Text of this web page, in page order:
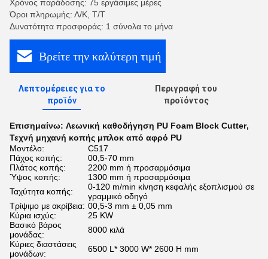
Χρόνος παράδοσης: 75 εργάσιμες μέρες
Όροι πληρωμής: Λ/Κ, Τ/Τ
Δυνατότητα προσφοράς: 1 σύνολα το μήνα
Βρείτε την καλύτερη τιμή
Λεπτομέρειες για το
προϊόν
Περιγραφή του
προϊόντος
Επισημαίνω: Λεωνική καθοδήγηση PU Foam Block Cutter,
Τεχνή μηχανή κοπής μπλοκ από αφρό PU
Μοντέλο:
C517
Πάχος κοπής:
00,5-70 mm
Πλάτος κοπής:
2200 mm ή προσαρμόσιμα
Ύψος κοπής:
1300 mm ή προσαρμόσιμα
Ταχύτητα κοπής:
0-120 m/min κίνηση κεφαλής εξοπλισμού σε
γραμμικό οδηγό
Τρίψιμο με ακρίβεια: 00,5-3 mm ± 0,05 mm
Κύρια ισχύς:
25 KW
Βασικό βάρος
μονάδας:
8000 κιλά
Κύριες διαστάσεις
μονάδων:
6500 L* 3000 W* 2600 H mm